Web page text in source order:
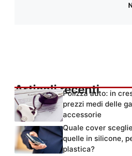
Articoli recenti
Polizza auto: in
prezzi medi delle
accessorie
Quale cover
quelle in silicone,
plastica?